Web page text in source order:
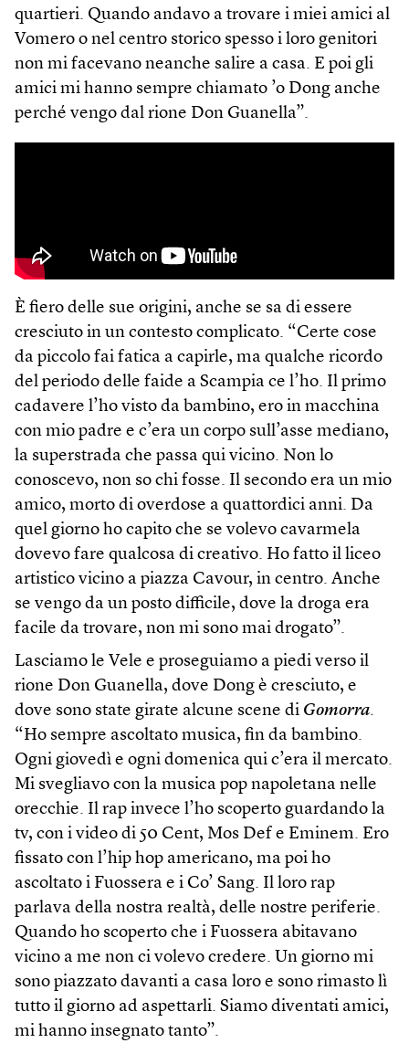
quartieri. Quando andavo a trovare i miei amici al
Vomero o nel centro storico spesso i loro genitori
non mi facevano neanche salire a casa. E poi gli
amici mi hanno sempre chiamato ’o Dong anche
perché vengo dal rione Don Guanella”.
È fiero delle sue origini, anche se sa di essere
cresciuto in un contesto complicato. “Certe cose
da piccolo fai fatica a capirle, ma qualche ricordo
del periodo delle faide a Scampia ce l’ho. Il primo
cadavere l’ho visto da bambino, ero in macchina
con mio padre e c’era un corpo sull’asse mediano,
la superstrada che passa qui vicino. Non lo
conoscevo, non so chi fosse. Il secondo era un mio
amico, morto di overdose a quattordici anni. Da
quel giorno ho capito che se volevo cavarmela
dovevo fare qualcosa di creativo. Ho fatto il liceo
artistico vicino a piazza Cavour, in centro. Anche
se vengo da un posto difficile, dove la droga era
facile da trovare, non mi sono mai drogato”.
Lasciamo le Vele e proseguiamo a piedi verso il
rione Don Guanella, dove Dong è cresciuto, e
dove sono state girate alcune scene di Gomorra.
“Ho sempre ascoltato musica, fin da bambino.
Ogni giovedì e ogni domenica qui c’era il mercato.
Mi svegliavo con la musica pop napoletana nelle
orecchie. Il rap invece l’ho scoperto guardando la
tv, con i video di 50 Cent, Mos Def e Eminem. Ero
fissato con l’hip hop americano, ma poi ho
ascoltato i Fuossera e i Co’ Sang. Il loro rap
parlava della nostra realtà, delle nostre periferie.
Quando ho scoperto che i Fuossera abitavano
vicino a me non ci volevo credere. Un giorno mi
sono piazzato davanti a casa loro e sono rimasto lì
tutto il giorno ad aspettarli. Siamo diventati amici,
mi hanno insegnato tanto”.